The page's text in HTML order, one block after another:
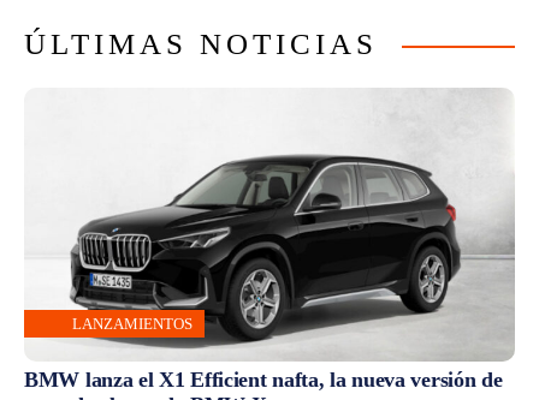
ÚLTIMAS NOTICIAS
LANZAMIENTOS
BMW lanza el X1 Efficient nafta, la nueva versión de